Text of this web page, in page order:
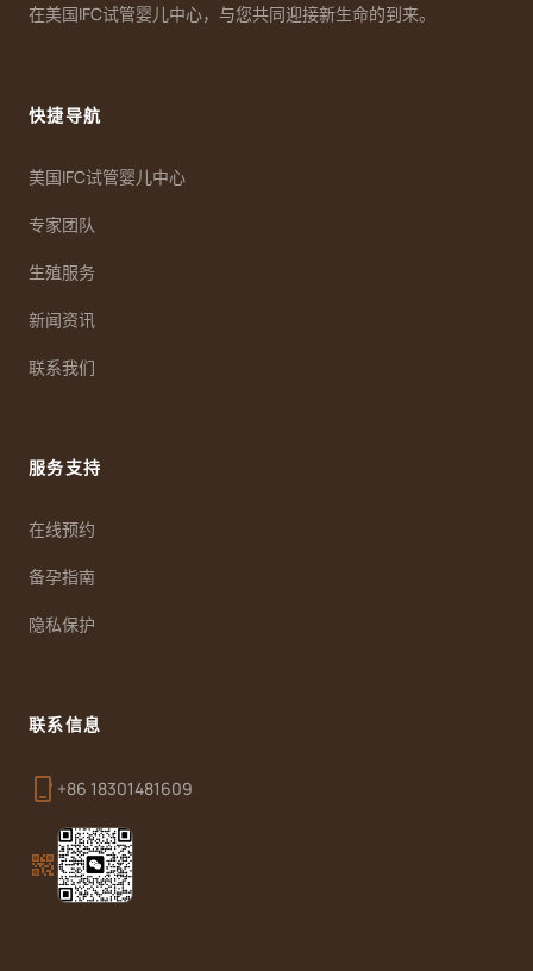
在美国IFC试管婴儿中心，与您共同迎接新生命的到来。
快捷导航
美国IFC试管婴儿中心
专家团队
生殖服务
新闻资讯
联系我们
服务支持
在线预约
备孕指南
隐私保护
联系信息
phone_iphone +86 18301481609
qr_code_2